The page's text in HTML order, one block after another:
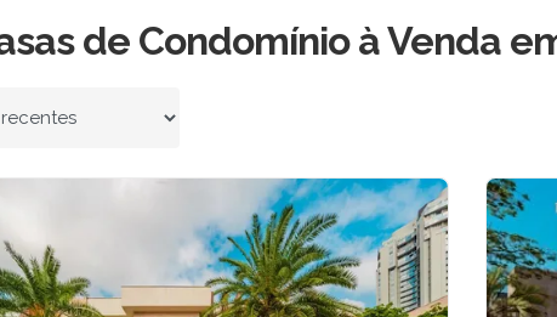
de Condomínio à Venda
por